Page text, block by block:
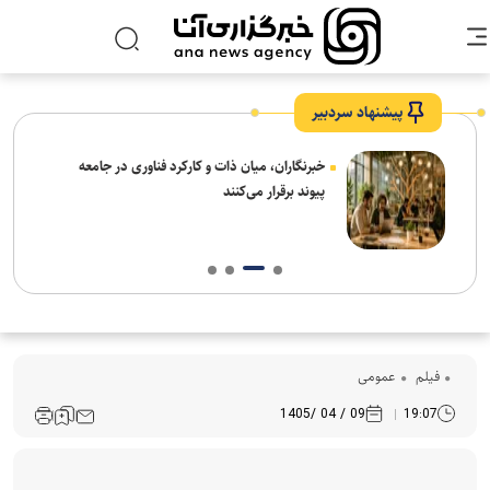
پیشنهاد سردبیر
خبرنگاران، میان ذات و کارکرد فناوری در جامعه
پیوند برقرار می‌کنند
فیلم عمومی
19:07
09 / 04 /1405